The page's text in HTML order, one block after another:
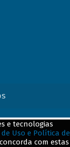
e tecnologias
de Uso e Política de
com estas